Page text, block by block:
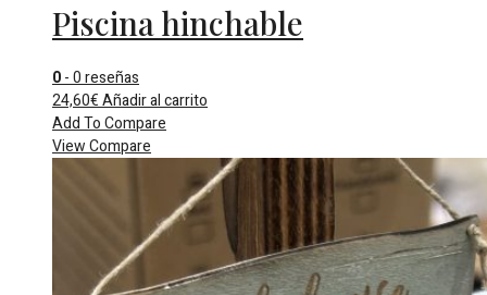
Piscina hinchable
0- 0 reseñas
24,60€Añadir al carrito
Add To Compare
View Compare